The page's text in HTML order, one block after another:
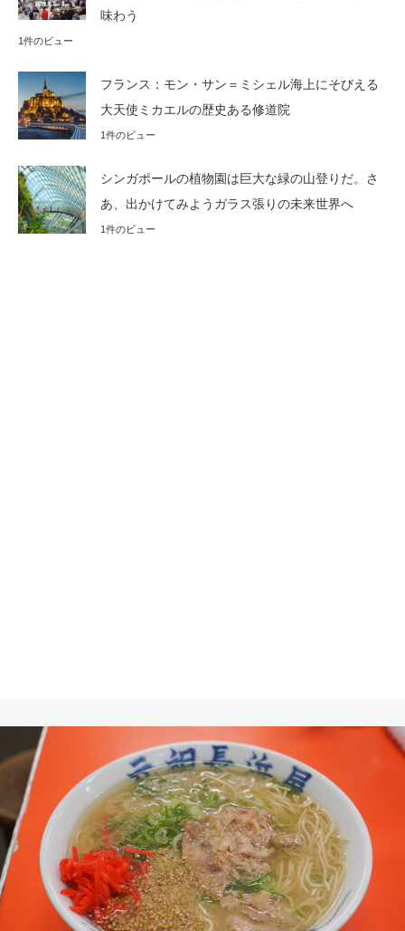
味わう
1件のビュー
フランス：モン・サン＝ミシェル海上にそびえる
大天使ミカエルの歴史ある修道院
1件のビュー
シンガポールの植物園は巨大な緑の山登りだ。さ
あ、出かけてみようガラス張りの未来世界へ
1件のビュー